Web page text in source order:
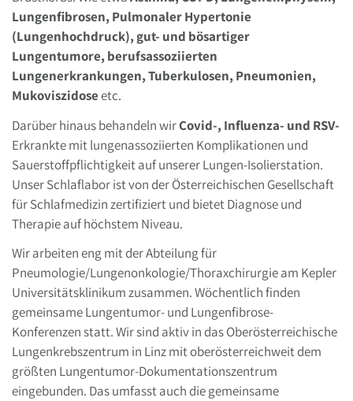
Lungenfibrosen, Pulmonaler Hypertonie
(Lungenhochdruck), gut- und bösartiger
Lungentumore, berufsassoziierten
Lungenerkrankungen, Tuberkulosen, Pneumonien,
Mukoviszidoseetc.
Darüber hinaus behandeln wirCovid-, Influenza- und RSV-
Erkrankte mit lungenassoziierten Komplikationen und
Sauerstoffpflichtigkeit auf unserer Lungen-Isolierstation.
Unser Schlaflabor ist von der Österreichischen Gesellschaft
für Schlafmedizin zertifiziert und bietet Diagnose und
Therapie auf höchstem Niveau.
Wir arbeiten eng mit der Abteilung für
Pneumologie/Lungenonkologie/Thoraxchirurgie am Kepler
Universitätsklinikum zusammen. Wöchentlich finden
gemeinsame Lungentumor- und Lungenfibrose-
Konferenzen statt. Wir sind aktiv in das Oberösterreichische
Lungenkrebszentrum in Linz mit oberösterreichweit dem
größten Lungentumor-Dokumentationszentrum
eingebunden. Das umfasst auch die gemeinsame